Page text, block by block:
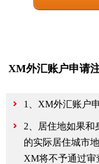
XM外汇账户申请
1、XM外汇账户
2、居住地如果和
的实际居住城市
XM将不予通过审